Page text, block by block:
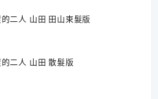
二人 山田 田山束髮版
二人 山田 散髮版